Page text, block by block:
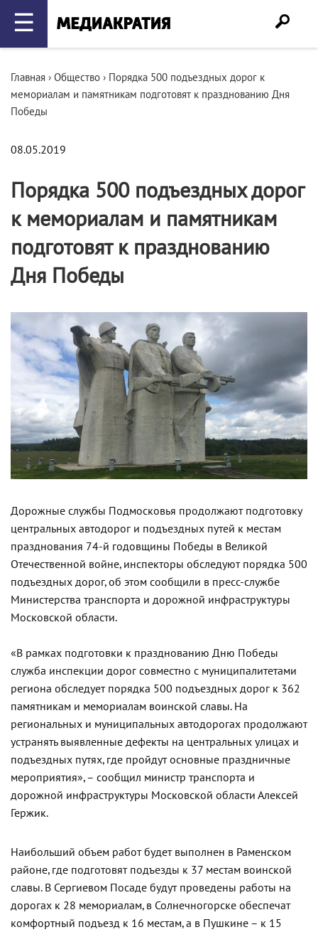
☰
Главная › Общество › Порядка 500 подъездных дорог к
мемориалам и памятникам подготовят к празднованию Дня
Победы
08.05.2019
Порядка 500 подъездных дорог
к мемориалам и памятникам
подготовят к празднованию
Дня Победы
Дорожные службы Подмосковья продолжают подготовку
центральных автодорог и подъездных путей к местам
празднования 74-й годовщины Победы в Великой
Отечественной войне, инспекторы обследуют порядка 500
подъездных дорог, об этом сообщили в пресс-службе
Министерства транспорта и дорожной инфраструктуры
Московской области.
«В рамках подготовки к празднованию Дню Победы
служба инспекции дорог совместно c муниципалитетами
региона обследует порядка 500 подъездных дорог к 362
памятникам и мемориалам воинской славы. На
региональных и муниципальных автодорогах продолжают
устранять выявленные дефекты на центральных улицах и
подъездных путях, где пройдут основные праздничные
мероприятия», – сообщил министр транспорта и
дорожной инфраструктуры Московской области Алексей
Гержик.
Наибольший объем работ будет выполнен в Раменском
районе, где подготовят подъезды к 37 местам воинской
славы. В Сергиевом Посаде будут проведены работы на
дорогах к 28 мемориалам, в Солнечногорске обеспечат
комфортный подъезд к 16 местам, а в Пушкине – к 15